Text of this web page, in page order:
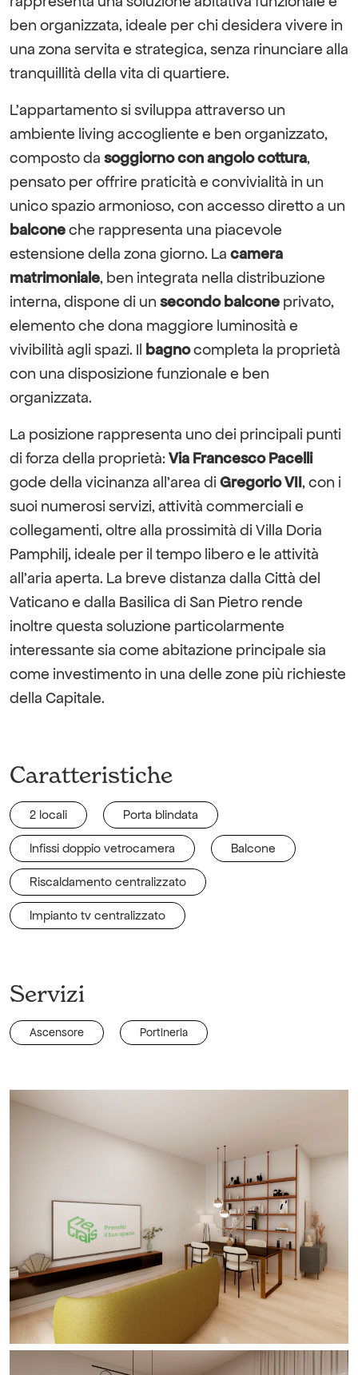
ben organizzata, ideale per chi desidera vivere in
una zona servita e strategica, senza rinunciare alla
tranquillità della vita di quartiere.
L’appartamento si sviluppa attraverso un
ambiente living accogliente e ben organizzato,
composto da soggiorno con angolo cottura,
pensato per offrire praticità e convivialità in un
unico spazio armonioso, con accesso diretto a un
balconeche rappresenta una piacevole
estensione della zona giorno. La camera
matrimoniale, ben integrata nella distribuzione
interna, dispone di un secondo balcone privato,
elemento che dona maggiore luminosità e
vivibilità agli spazi. Il bagnocompleta la proprietà
con una disposizione funzionale e ben
organizzata.
La posizione rappresenta uno dei principali punti
di forza della proprietà:Via Francesco Pacelli
gode della vicinanza all’area diGregorio VII, con i
suoi numerosi servizi, attività commerciali e
collegamenti, oltre alla prossimità di Villa Doria
Pamphilj, ideale per il tempo libero e le attività
all’aria aperta. La breve distanza dalla Città del
Vaticano e dalla Basilica di San Pietro rende
inoltre questa soluzione particolarmente
interessante sia come abitazione principale sia
come investimento in una delle zone più richieste
della Capitale.
Caratteristiche
2 locali Porta blindata
Infissi doppio vetrocamera Balcone
Riscaldamento centralizzato
Impianto tv centralizzato
Servizi
Ascensore Portineria